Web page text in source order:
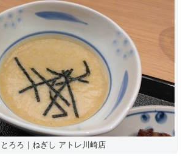
とろろ｜ねぎし アトレ川崎店